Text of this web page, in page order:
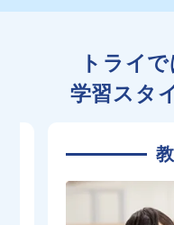
トライ
学習スタ